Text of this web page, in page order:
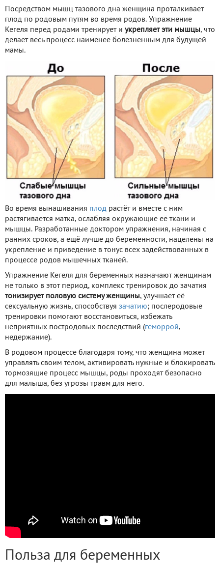
Посредством мышц тазового дна женщина проталкивает
плод по родовым путям во время родов. Упражнение
Кегеля перед родами тренирует и укрепляет эти мышцы, что
делает весь процесс наименее болезненным для будущей
мамы.
Во время вынашивания плод растёт и вместе с ним
растягивается матка, ослабляя окружающие её ткани и
мышцы. Разработанные доктором упражнения, начиная с
ранних сроков, а ещё лучше до беременности, нацелены на
укрепление и приведение в тонус всех задействованных в
процессе родов мышечных тканей.
Упражнение Кегеля для беременных назначают женщинам
не только в этот период, комплекс тренировок до зачатия
тонизирует половую систему женщины, улучшает её
сексуальную жизнь, способствуя зачатию; послеродовые
тренировки помогают восстановиться, избежать
неприятных постродовых последствий (геморрой,
недержание).
В родовом процессе благодаря тому, что женщина может
управлять своим телом, активировать нужные и блокировать
тормозящие процесс мышцы, роды проходят безопасно
для малыша, без угрозы травм для него.
Польза для беременных